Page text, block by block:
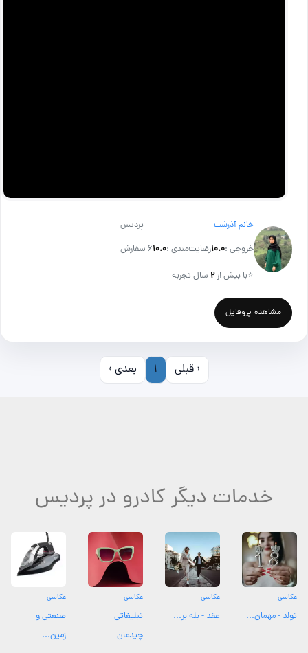
خانم آذرشب پردیس
خروجی :۱۰.۰رضایت‌مندی :۱۰.۰6 سفارش
⭐با بیش از۲ سال تجربه
مشاهده پروفایل
‹ قبلی 1 بعدی ›
خدمات دیگر کادرو در پردیس
عکاسی
تولد - مهمان...
عکاسی
عقد - بله بر...
عکاسی
تبلیغاتی
چیدمان
عکاسی
صنعتی و
زمین...